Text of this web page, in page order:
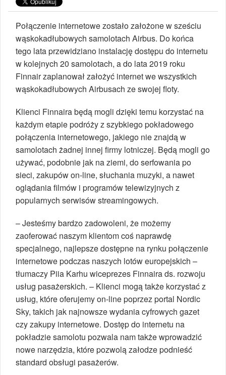
Połączenie internetowe zostało założone w sześciu
wąskokadłubowych samolotach Airbus. Do końca
tego lata przewidziano instalację dostępu do internetu
w kolejnych 20 samolotach, a do lata 2019 roku
Finnair zaplanował założyć internet we wszystkich
wąskokadłubowych Airbusach ze swojej floty.
Klienci Finnaira będą mogli dzięki temu korzystać na
każdym etapie podróży z szybkiego pokładowego
połączenia internetowego, jakiego nie znajdą w
samolotach żadnej innej firmy lotniczej. Będą mogli go
używać, podobnie jak na ziemi, do serfowania po
sieci, zakupów on-line, słuchania muzyki, a nawet
oglądania filmów i programów telewizyjnych z
popularnych serwisów streamingowych.
– Jesteśmy bardzo zadowoleni, że możemy
zaoferować naszym klientom coś naprawdę
specjalnego, najlepsze dostępne na rynku połączenie
internetowe podczas naszych lotów europejskich –
tłumaczy Piia Karhu wiceprezes Finnaira ds. rozwoju
usług pasażerskich. – Klienci mogą także korzystać z
usług, które oferujemy on-line poprzez portal Nordic
Sky, takich jak najnowsze wydania cyfrowych gazet
czy zakupy internetowe. Dostęp do internetu na
pokładzie samolotu pozwala nam także wprowadzić
nowe narzędzia, które pozwolą załodze podnieść
standard obsługi pasażerów.